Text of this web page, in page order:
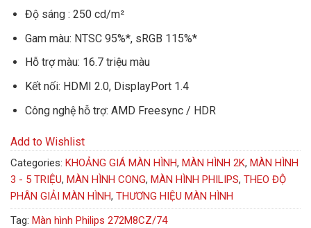
Độ sáng : 250 cd/m²
Gam màu: NTSC 95%*, sRGB 115%*
Hỗ trợ màu: 16.7 triệu màu
Kết nối: HDMI 2.0, DisplayPort 1.4
Công nghệ hỗ trợ: AMD Freesync / HDR
Add to Wishlist
Categories: KHOẢNG GIÁ MÀN HÌNH, MÀN HÌNH 2K, MÀN HÌNH
3 - 5 TRIỆU, MÀN HÌNH CONG, MÀN HÌNH PHILIPS, THEO ĐỘ
PHÂN GIẢI MÀN HÌNH, THƯƠNG HIỆU MÀN HÌNH
Tag: Màn hình Philips 272M8CZ/74